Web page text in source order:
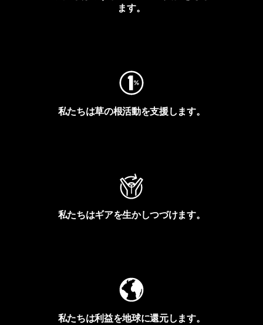
ます。
私たちは草の根活動を支援します。
私たちはギアを生かしつづけます。
私たちは利益を地球に還元します。